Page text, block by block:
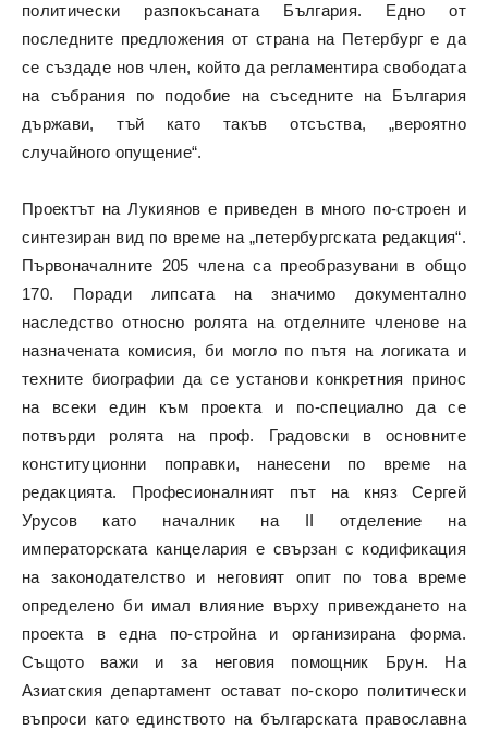
политически разпокъсаната България. Едно от
последните предложения от страна на Петербург е да
се създаде нов член, който да регламентира свободата
на събрания по подобие на съседните на България
държави, тъй като такъв отсъства, „вероятно
случайного опущение“.
Проектът на Лукиянов е приведен в много по-строен и
синтезиран вид по време на „петербургската редакция“.
Първоначалните 205 члена са преобразувани в общо
170. Поради липсата на значимо документално
наследство относно ролята на отделните членове на
назначената комисия, би могло по пътя на логиката и
техните биографии да се установи конкретния принос
на всеки един към проекта и по-специално да се
потвърди ролята на проф. Градовски в основните
конституционни поправки, нанесени по време на
редакцията. Професионалният път на княз Сергей
Урусов като началник на II отделение на
императорската канцелария е свързан с кодификация
на законодателство и неговият опит по това време
определено би имал влияние върху привеждането на
проекта в една по-стройна и организирана форма.
Същото важи и за неговия помощник Брун. На
Азиатския департамент остават по-скоро политически
въпроси като единството на българската православна